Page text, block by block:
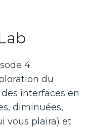
4.
du
interfaces en
diminuées,
vous plaira) et